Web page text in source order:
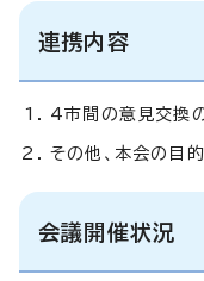
連携内容
4市間の意見交換
その他、本会の目
会議開催状況